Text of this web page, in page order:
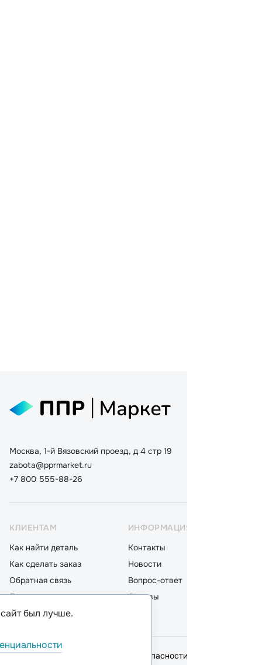
Москва, 1-й Вязовский проезд, д 4 стр 19
zabota@pprmarket.ru
+7 800 555-88-26
КЛИЕНТАМ
Как найти деталь
Как сделать заказ
Обратная связь
Доставка
Оплата
ИНФОРМАЦИЯ
Контакты
Новости
Вопрос-ответ
Отзывы
© 2026,ООО "ППР"
Политика безопасности
был лучше.